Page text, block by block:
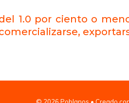
1.0 por ciento o